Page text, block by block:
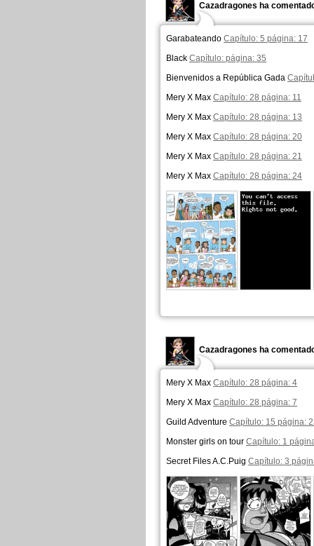
Cazadragones ha
Garabateando Capítulo: 5 página: 17
Black Capítulo: página: 35
Bienvenidos a República Gada
Mery X Max Capítulo: 28 página: 11
Mery X Max Capítulo: 28 página: 13
Mery X Max Capítulo: 28 página: 20
Mery X Max Capítulo: 28 página: 21
Mery X Max Capítulo: 28 página: 24
Cazadragones ha
Mery X Max Capítulo: 28 página: 4
Mery X Max Capítulo: 28 página: 7
Guild Adventure Capítulo: 15 página:
Monster girls on tour Capítulo: 1
Secret Files A.C.Puig Capítulo: 3